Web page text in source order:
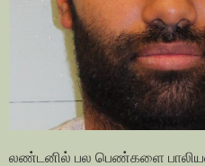
லண்டனில் பல பெண்களை பாலியல்